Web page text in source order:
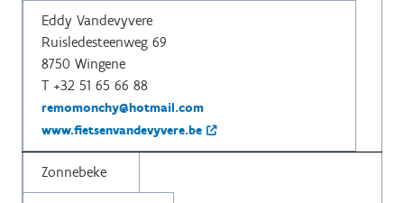
Eddy Vandevyvere
Ruisledesteenweg 69
8750 Wingene
T +32 51 65 66 88
remomonchy@hotmail.com
www.fietsenvandevyvere.be
Zonnebeke